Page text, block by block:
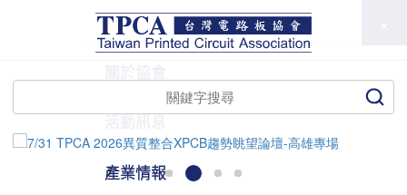
TPCA
活動訊息
產業情報